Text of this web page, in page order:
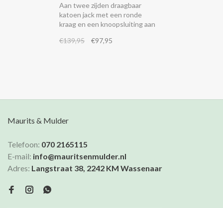
Aan twee zijden draagbaar
katoen jack met een ronde
kraag en een knoopsluiting aan
kant heeft 2 grote opgestikte
€139,95 €97,95
Maurits & Mulder
Telefoon: 070 2165115
E-mail: info@mauritsenmulder.nl
Adres: Langstraat 38, 2242 KM Wassenaar